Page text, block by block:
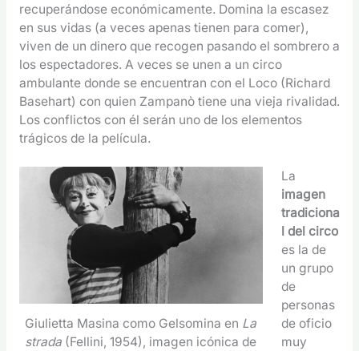
recuperándose económicamente. Domina la escasez
en sus vidas (a veces apenas tienen para comer),
viven de un dinero que recogen pasando el sombrero a
los espectadores. A veces se unen a un circo
ambulante donde se encuentran con el Loco (Richard
Basehart) con quien Zampanò tiene una vieja rivalidad.
Los conflictos con él serán uno de los elementos
trágicos de la película.
Giulietta Masina como Gelsomina en La
strada (Fellini, 1954), imagen icónica de
La
imagen
tradiciona
l del circo
es la de
un grupo
de
personas
de oficio
muy